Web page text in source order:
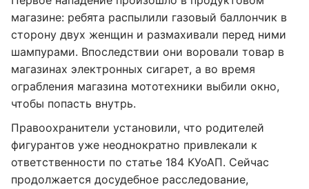
магазине: ребята распылили газовый баллончик в
сторону двух женщин и размахивали перед ними
шампурами. Впоследствии они воровали товар в
магазинах электронных сигарет, а во время
ограбления магазина мототехники выбили окно,
чтобы попасть внутрь.
Правоохранители установили, что родителей
фигурантов уже неоднократно привлекали к
ответственности по статье 184 КУоАП. Сейчас
продолжается досудебное расследование,